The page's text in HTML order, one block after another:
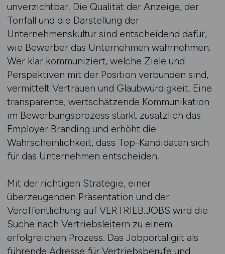
unverzichtbar. Die Qualität der Anzeige, der
Tonfall und die Darstellung der
Unternehmenskultur sind entscheidend dafür,
wie Bewerber das Unternehmen wahrnehmen.
Wer klar kommuniziert, welche Ziele und
Perspektiven mit der Position verbunden sind,
vermittelt Vertrauen und Glaubwürdigkeit. Eine
transparente, wertschätzende Kommunikation
im Bewerbungsprozess stärkt zusätzlich das
Employer Branding und erhöht die
Wahrscheinlichkeit, dass Top-Kandidaten sich
für das Unternehmen entscheiden.
Mit der richtigen Strategie, einer
überzeugenden Präsentation und der
Veröffentlichung auf VERTRIEB.JOBS wird die
Suche nach Vertriebsleitern zu einem
erfolgreichen Prozess. Das Jobportal gilt als
führende Adresse für Vertriebsberufe und